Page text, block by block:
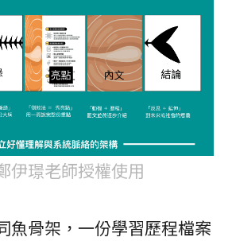
伊璟老師授權使用
魚骨架，一份學習歷程檔案